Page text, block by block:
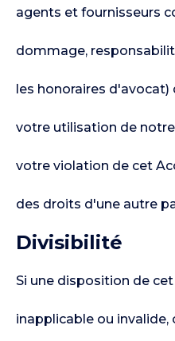
agents et fournisseurs
dommage,
les honoraires d'avocat)
votre utilisation de
votre violation de cet
des droits d'une autre
Divisibilité
Si une disposition de
inapplicable ou